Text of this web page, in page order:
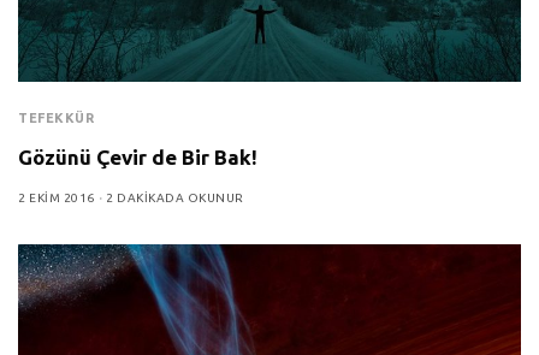
TEFEKKÜR
Gözünü Çevir de Bir Bak!
2 EKIM 2016 2 DAKIKADA OKUNUR